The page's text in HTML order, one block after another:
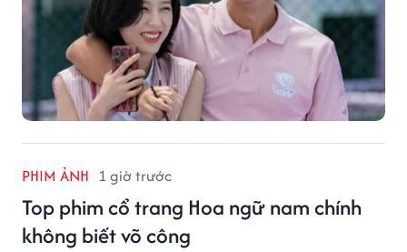
PHIM ẢNH 1 giờ trước
Top phim cổ trang Hoa ngữ nam chính
không biết võ công